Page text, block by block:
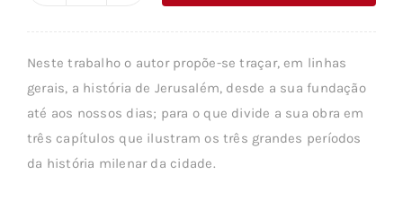
era:
é:
Neste trabalho o autor propõe-se traçar, em linhas
gerais, a história de Jerusalém, desde a sua fundação
até aos nossos dias; para o que divide a sua obra em
três capítulos que ilustram os três grandes períodos
da história milenar da cidade.